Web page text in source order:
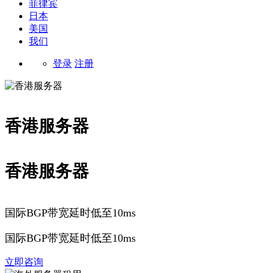
菲律宾
日本
美国
我们
登录 注册
香港服务器
香港服务器
国际BGP带宽延时低至10ms
国际BGP带宽延时低至10ms
立即咨询